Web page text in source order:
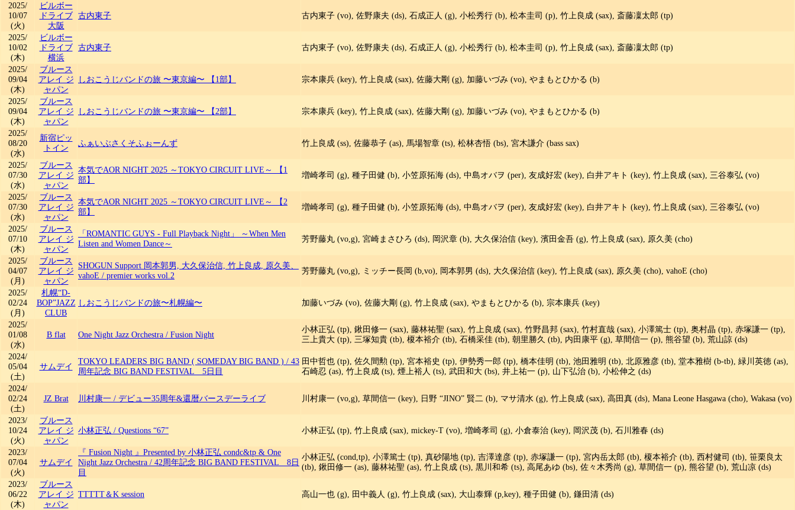
2025/
10/07
(火)
ビルボー
ドライブ
大阪
古内東子 古内東子 (vo), 佐野康夫 (ds), 石成正人 (g), 小松秀行 (b), 松本圭司 (p), 竹上良成 (sax), 斎藤凜太郎 (tp)
2025/
10/02
(木)
ビルボー
ドライブ
横浜
古内東子 古内東子 (vo), 佐野康夫 (ds), 石成正人 (g), 小松秀行 (b), 松本圭司 (p), 竹上良成 (sax), 斎藤凜太郎 (tp)
2025/
09/04
(木)
ブルース
アレイ ジ
ャパン
しおこうじバンドの旅 〜東京編〜 【1部】 宗本康兵 (key), 竹上良成 (sax), 佐藤大剛 (g), 加藤いづみ (vo), やまもとひかる (b)
2025/
09/04
(木)
ブルース
アレイ ジ
ャパン
しおこうじバンドの旅 〜東京編〜 【2部】 宗本康兵 (key), 竹上良成 (sax), 佐藤大剛 (g), 加藤いづみ (vo), やまもとひかる (b)
2025/
08/20
(水)
新宿ピッ
トイン
ふぁいぶさくそふぉーんず 竹上良成 (ss), 佐藤恭子 (as), 馬場智章 (ts), 松林杏悟 (bs), 宮木謙介 (bass sax)
2025/
07/30
(水)
ブルース
アレイ ジ
ャパン
本気でAOR NIGHT 2025 ～TOKYO CIRCUIT LIVE～ 【1
部】
増崎孝司 (g), 種子田健 (b), 小笠原拓海 (ds), 中島オバヲ (per), 友成好宏 (key), 白井アキト (key), 竹上良成 (sax), 三谷泰弘 (vo)
2025/
07/30
(水)
ブルース
アレイ ジ
ャパン
本気でAOR NIGHT 2025 ～TOKYO CIRCUIT LIVE～ 【2
部】
増崎孝司 (g), 種子田健 (b), 小笠原拓海 (ds), 中島オバヲ (per), 友成好宏 (key), 白井アキト (key), 竹上良成 (sax), 三谷泰弘 (vo)
2025/
07/10
(木)
ブルース
アレイ ジ
ャパン
「ROMANTIC GUYS - Full Playback Night」 ～When Men
Listen and Women Dance～
芳野藤丸 (vo,g), 宮崎まさひろ (ds), 岡沢章 (b), 大久保治信 (key), 濱田金吾 (g), 竹上良成 (sax), 原久美 (cho)
2025/
04/07
(月)
ブルース
アレイ ジ
ャパン
SHOGUN Support 岡本郭男, 大久保治信, 竹上良成, 原久美、
vahoE / premier works vol.2 芳野藤丸 (vo,g), ミッチー長岡 (b,vo), 岡本郭男 (ds), 大久保治信 (key), 竹上良成 (sax), 原久美 (cho), vahoE (cho)
2025/
02/24
(月)
札幌“D-
BOP”JAZZ
CLUB
しおこうじバンドの旅〜札幌編〜 加藤いづみ (vo), 佐藤大剛 (g), 竹上良成 (sax), やまもとひかる (b), 宗本康兵 (key)
2025/
01/08
(水)
B flat One Night Jazz Orchestra / Fusion Night
小林正弘 (tp), 鍬田修一 (sax), 藤林祐聖 (sax), 竹上良成 (sax), 竹野昌邦 (sax), 竹村直哉 (sax), 小澤篤士 (tp), 奥村晶 (tp), 赤塚謙一 (tp),
三上貴大 (tp), 三塚知貴 (tb), 榎本裕介 (tb), 石橋采佳 (tb), 朝里勝久 (tb), 内田康平 (g), 草間信一 (p), 熊谷望 (b), 荒山諒 (ds)
2024/
05/04
(土)
サムデイ
TOKYO LEADERS BIG BAND ( SOMEDAY BIG BAND ) / 43
周年記念 BIG BAND FESTIVAL 5日目
田中哲也 (tp), 佐久間勲 (tp), 宮本裕史 (tp), 伊勢秀一郎 (tp), 橋本佳明 (tb), 池田雅明 (tb), 北原雅彦 (tb), 堂本雅樹 (b-tb), 緑川英徳 (as),
石崎忍 (as), 竹上良成 (ts), 煙上裕人 (ts), 武田和大 (bs), 井上祐一 (p), 山下弘治 (b), 小松伸之 (ds)
2024/
02/24
(土)
JZ Brat 川村康一 / デビュー35周年&還暦バースデーライブ 川村康一 (vo,g), 草間信一 (key), 日野 “JINO” 賢二 (b), マサ清水 (g), 竹上良成 (sax), 高田真 (ds), Mana Leone Hasgawa (cho), Wakasa (vo)
2023/
10/24
(火)
ブルース
アレイ ジ
ャパン
小林正弘 / Questions “67” 小林正弘 (tp), 竹上良成 (sax), mickey-T (vo), 増崎孝司 (g), 小倉泰治 (key), 岡沢茂 (b), 石川雅春 (ds)
2023/
07/04
(火)
サムデイ
『 Fusion Night 』Presented by 小林正弘 condc&tp & One
Night Jazz Orchestra / 42周年記念 BIG BAND FESTIVAL 8日
目
小林正弘 (cond,tp), 小澤篤士 (tp), 真砂陽地 (tp), 吉澤達彦 (tp), 赤塚謙一 (tp), 宮内岳太郎 (tb), 榎本裕介 (tb), 西村健司 (tb), 笹栗良太
(tb), 鍬田修一 (as), 藤林祐聖 (as), 竹上良成 (ts), 黒川和希 (ts), 高尾あゆ (bs), 佐々木秀尚 (g), 草間信一 (p), 熊谷望 (b), 荒山凉 (ds)
2023/
06/22
(木)
ブルース
アレイ ジ
ャパン
TTTTT＆K session 高山一也 (g), 田中義人 (g), 竹上良成 (sax), 大山泰輝 (p,key), 種子田健 (b), 鎌田清 (ds)